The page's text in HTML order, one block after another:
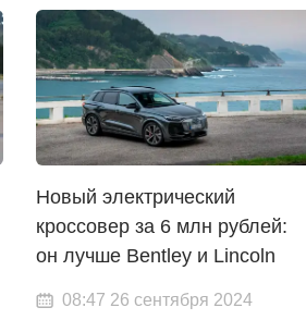
Новый электрический
кроссовер за 6 млн рублей:
он лучше Bentley и Lincoln
08:47 26 сентября 2024